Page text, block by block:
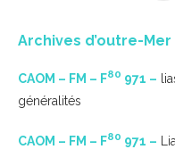
Archives d’outre-
CAOM – FM – F80 971 –
généralités
CAOM – FM – F80 971 –